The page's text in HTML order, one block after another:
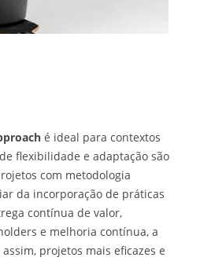
é ideal para contextos
flexibilidade e adaptação são
com metodologia
da incorporação de práticas
contínua de valor,
e melhoria contínua, a
projetos mais eficazes e